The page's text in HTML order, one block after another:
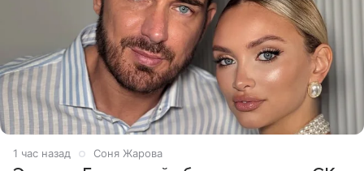
1 час назад Соня Жарова